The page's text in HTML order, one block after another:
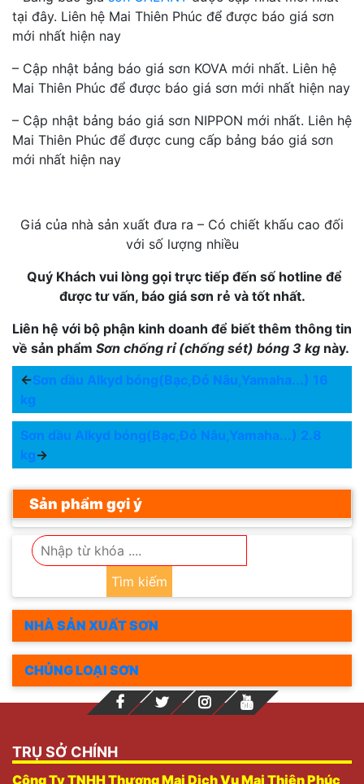
tại đây. Liên hệ Mai Thiên Phúc để được báo giá sơn
mới nhất hiện nay
– Cập nhật bảng báo giá sơn KOVA mới nhất. Liên hệ
Mai Thiên Phúc để được báo giá sơn mới nhất hiện nay
– Cập nhật bảng báo giá sơn NIPPON mới nhất. Liên hệ
Mai Thiên Phúc để được cung cấp bảng báo giá sơn
mới nhất hiện nay
Giá của nhà sản xuất đưa ra – Có chiết khấu cao đối
với số lượng nhiều
Quý Khách vui lòng gọi trực tiếp đến số hotline để
được tư vấn, báo giá sơn rẻ và tốt nhất.
Liên hệ với bộ phận kinh doanh để biết thêm thông tin
về sản phẩm Sơn chống rỉ (chống sét) bóng 3 kg này.
←Sơn dầu Alkyd bóng(Bạc,Đỏ Nâu,Yamaha...) 16
kg
Sơn dầu Alkyd bóng(Bạc,Đỏ Nâu,Yamaha...) 2.8
kg→
Sản phẩm gợi ý
Tìm kiếm
NHÀ SẢN XUẤT SƠN
CHỦNG LOẠI SƠN
TRỤ SỞ CHÍNH
Công Ty TNHH Thương Mại Dịch Vụ Mai Thiên Phúc